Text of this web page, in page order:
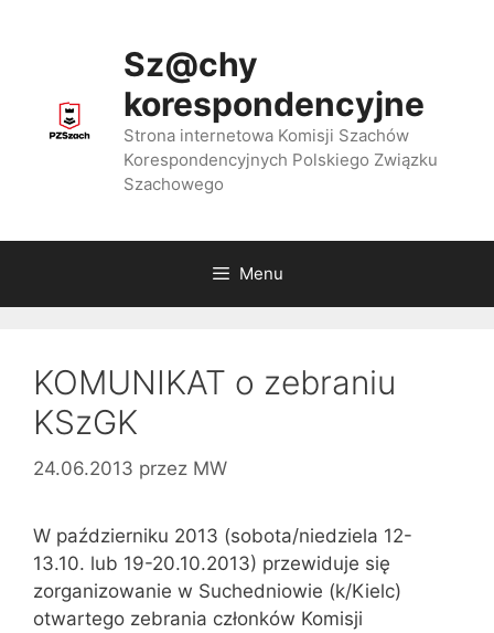
Sz@chy
korespondencyjne
Strona internetowa Komisji Szachów
Korespondencyjnych Polskiego Związku
Szachowego
Menu
KOMUNIKAT o zebraniu
KSzGK
24.06.2013 przez MW
W październiku 2013 (sobota/niedziela 12-
13.10. lub 19-20.10.2013) przewiduje się
zorganizowanie w Suchedniowie (k/Kielc)
otwartego zebrania członków Komisji